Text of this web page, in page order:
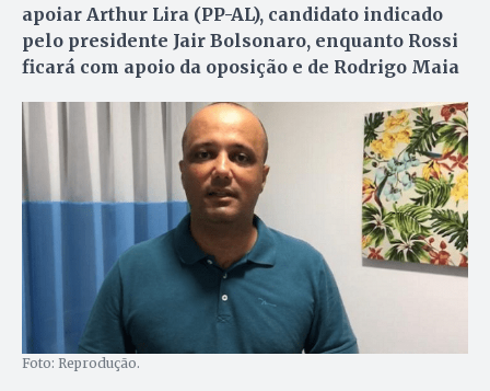
apoiar Arthur Lira (PP-AL), candidato indicado
pelo presidente Jair Bolsonaro, enquanto Rossi
ficará com apoio da oposição e de Rodrigo Maia
Foto: Reprodução.